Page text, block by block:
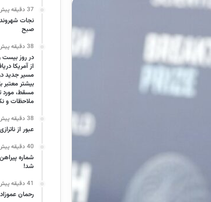
37 دقیقه پیش
نجات
صبح
38 دقیقه پیش
در روز
از آمریکا
بیشتر
مسقط، مورد
ملاحظات و
38 دقیقه پیش
عبور از
40 دقیقه پیش
شماره
شد!
41 دقیقه پیش
رحمان